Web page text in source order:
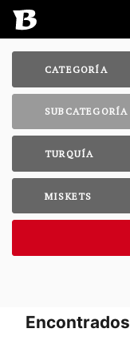
CATEGORÍA
SUBCATEGORÍA
TURQUÍA
MISKETS
Encontrados